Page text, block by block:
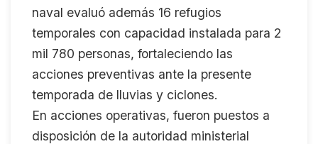
naval evaluó además 16 refugios
temporales con capacidad instalada para 2
mil 780 personas, fortaleciendo las
acciones preventivas ante la presente
temporada de lluvias y ciclones.
En acciones operativas, fueron puestos a
disposición de la autoridad ministerial